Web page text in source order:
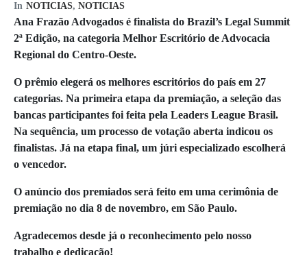
In NOTICIAS, NOTICIAS
Ana Frazão Advogados é finalista do Brazil’s Legal Summit
2ª Edição, na categoria Melhor Escritório de Advocacia
Regional do Centro-Oeste.
O prêmio elegerá os melhores escritórios do país em 27
categorias. Na primeira etapa da premiação, a seleção das
bancas participantes foi feita pela Leaders League Brasil.
Na sequência, um processo de votação aberta indicou os
finalistas. Já na etapa final, um júri especializado escolherá
o vencedor.
O anúncio dos premiados será feito em uma cerimônia de
premiação no dia 8 de novembro, em São Paulo.
Agradecemos desde já o reconhecimento pelo nosso
trabalho e dedicação!